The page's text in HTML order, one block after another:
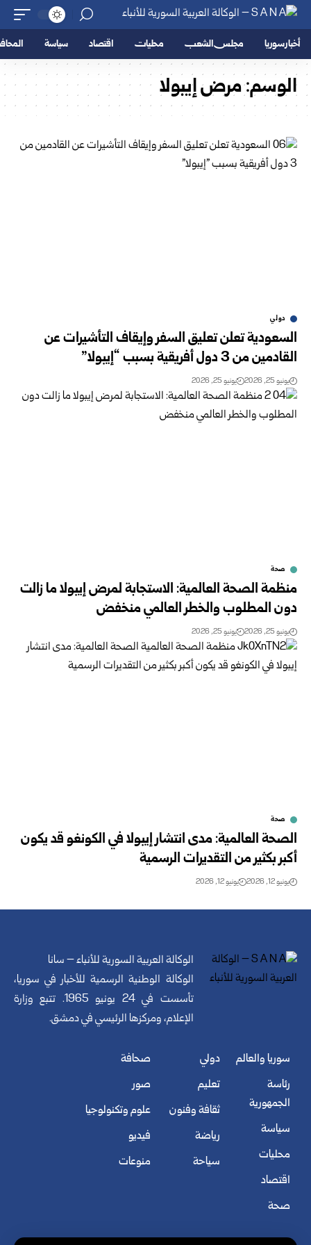
أخبار سوريا مجلس الشعب محليات اقتصاد سياسة
الوسم:مرض إيبولا
دولي
السعودية تعلن تعليق السفر وإيقاف التأشيرات عن
القادمين من 3 دول أفريقية بسبب “إيبولا”
يونيو 25, 2026 يونيو 25, 2026
صحة
منظمة الصحة العالمية: الاستجابة لمرض إيبولا ما زالت
دون المطلوب والخطر العالمي منخفض
يونيو 25, 2026 يونيو 25, 2026
صحة
الصحة العالمية: مدى انتشار إيبولا في الكونغو قد يكون
أكبر بكثير من التقديرات الرسمية
يونيو 12, 2026 يونيو 12, 2026
الوكالة العربية السورية للأنباء – سانا
الوكالة الوطنية الرسمية للأخبار في سوريا،
تأسست في 24 يونيو 1965. تتبع وزارة
الإعلام، ومركزها الرئيسي في دمشق.
سوريا والعالم
رئاسة
الجمهورية
سياسة
محليات
اقتصاد
صحة
دولي
تعليم
ثقافة وفنون
رياضة
سياحة
صحافة
صور
علوم وتكنولوجيا
فيديو
منوعات